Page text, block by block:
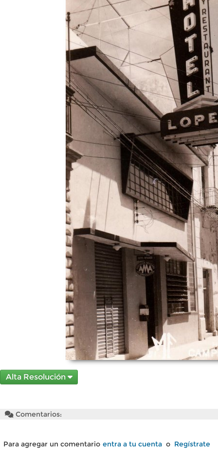
Alta Resolución
Comentarios:
Para agregar un comentario entra a tu cuenta o Regístrate